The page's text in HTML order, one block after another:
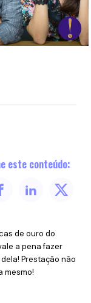
este conteúdo:
de ouro do
a pena fazer
Prestação não
mesmo!